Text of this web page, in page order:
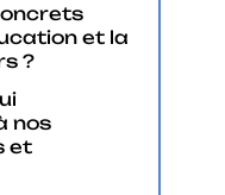
et la
?
nos
et